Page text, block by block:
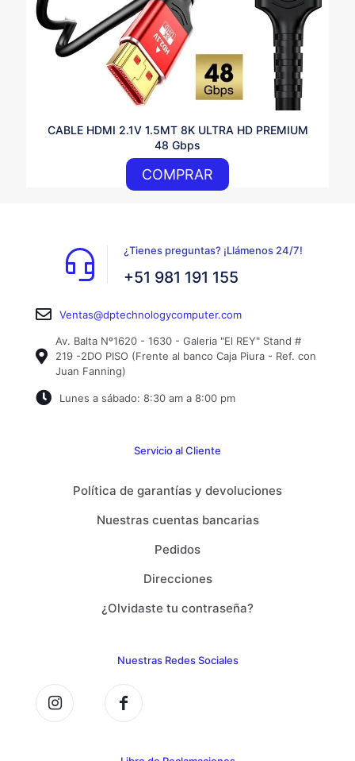
CABLE HDMI 2.1V 1.5MT 8K ULTRA HD PREMIUM
48 Gbps
COMPRAR
¿Tienes preguntas? ¡Llámenos 24/7!
+51 981 191 155
Ventas@dptechnologycomputer.com
Av. Balta Nº1620 - 1630 - Galeria "El REY" Stand #
219 -2DO PISO (Frente al banco Caja Piura - Ref. con
Juan Fanning)
Lunes a sábado: 8:30 am a 8:00 pm
Servicio al Cliente
Política de garantías y devoluciones
Nuestras cuentas bancarias
Pedidos
Direcciones
¿Olvidaste tu contraseña?
Nuestras Redes Sociales